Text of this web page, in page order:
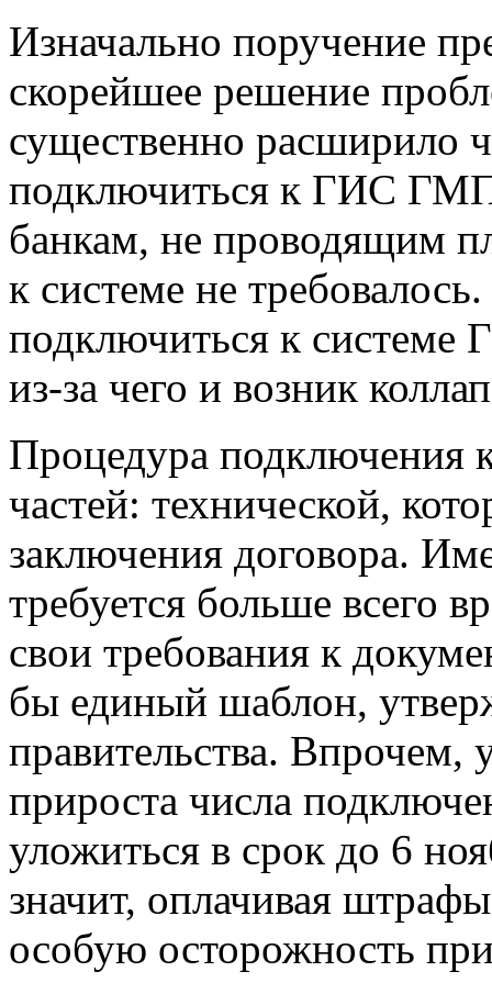
Изначально поручение
скорейшее решение
существенно расширило
подключиться к ГИС
банкам, не проводящим
к системе не
подключиться к
из-за чего и возник
Процедура
частей: технической,
заключения договора.
требуется больше всего
свои требования к
бы единый шаблон,
правительства. Впрочем,
прироста числа
уложиться в срок до 6
значит, оплачивая
особую осторожность